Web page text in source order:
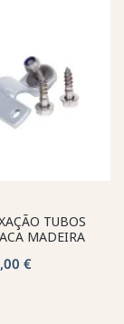
TUBOS
MADEIRA
€